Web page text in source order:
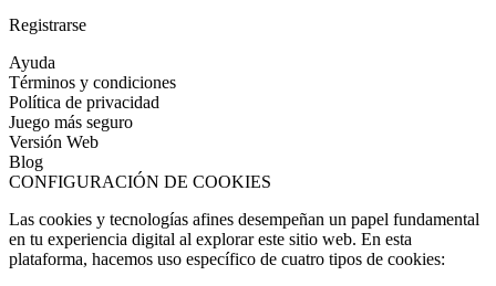
Registrarse
Ayuda
Términos y condiciones
Política de privacidad
Juego más seguro
Versión Web
Blog
CONFIGURACIÓN DE COOKIES
Las cookies y tecnologías afines desempeñan un papel fundamental
en tu experiencia digital al explorar este sitio web. En esta
plataforma, hacemos uso específico de cuatro tipos de cookies: